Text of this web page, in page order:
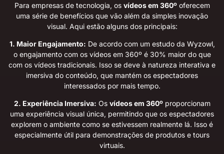
Para empresas de tecnologia, os vídeos em 360ºoferecem
uma série de benefícios que vão além da simples inovação
visual. Aqui estão alguns dos principais:
1. Maior Engajamento: De acordo com um estudo da Wyzowl,
o engajamento com os vídeos em 360º é 30% maior do que
com os vídeos tradicionais. Isso se deve à natureza interativa e
imersiva do conteúdo, que mantém os espectadores
interessados por mais tempo.
2. Experiência Imersiva: Os vídeos em 360ºproporcionam
uma experiência visual única, permitindo que os espectadores
explorem o ambiente como se estivessem realmente lá. Isso é
especialmente útil para demonstrações de produtos e tours
virtuais.